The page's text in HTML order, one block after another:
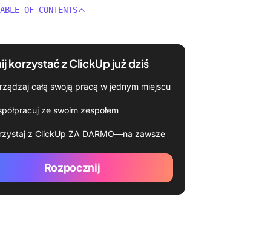
OF CONTENTS
korzystać z ClickUp już dziś
całą swoją pracą w jednym miejscu
ze swoim zespołem
z ClickUp ZA DARMO—na zawsze
Rozpocznij